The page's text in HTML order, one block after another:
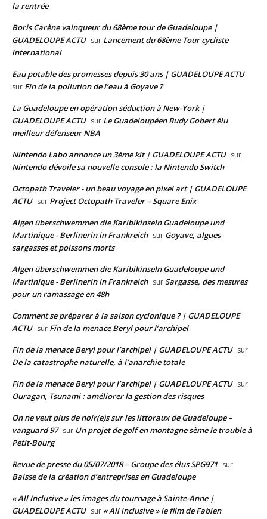
la rentrée
Boris Carène vainqueur du 68ème tour de Guadeloupe |
GUADELOUPE ACTU sur Lancement du 68ème Tour cycliste
international
Eau potable des promesses depuis 30 ans | GUADELOUPE ACTU
sur Fin de la pollution de l’eau à Goyave ?
La Guadeloupe en opération séduction à New-York |
GUADELOUPE ACTU sur Le Guadeloupéen Rudy Gobert élu
meilleur défenseur NBA
Nintendo Labo annonce un 3ème kit | GUADELOUPE ACTU sur
Nintendo dévoile sa nouvelle console : la Nintendo Switch
Octopath Traveler - un beau voyage en pixel art | GUADELOUPE
ACTU sur Project Octopath Traveler – Square Enix
Algen überschwemmen die Karibikinseln Guadeloupe und
Martinique - Berlinerin in Frankreich sur Goyave, algues
sargasses et poissons morts
Algen überschwemmen die Karibikinseln Guadeloupe und
Martinique - Berlinerin in Frankreich surSargasse, des mesures
pour un ramassage en 48h
Comment se préparer à la saison cyclonique ? | GUADELOUPE
ACTU sur Fin de la menace Beryl pour l’archipel
Fin de la menace Beryl pour l’archipel | GUADELOUPE ACTU sur
De la catastrophe naturelle, à l’anarchie totale
Fin de la menace Beryl pour l’archipel | GUADELOUPE ACTU sur
Ouragan, Tsunami : améliorer la gestion des risques
On ne veut plus de noir(e)s sur les littoraux de Guadeloupe –
vanguard 97 sur Un projet de golf en montagne sème le trouble à
Petit-Bourg
Revue de presse du 05/07/2018 – Groupe des élus SPG971 sur
Baisse de la création d’entreprises en Guadeloupe
« All Inclusive » les images du tournage à Sainte-Anne |
GUADELOUPE ACTU sur « All inclusive » le film de Fabien